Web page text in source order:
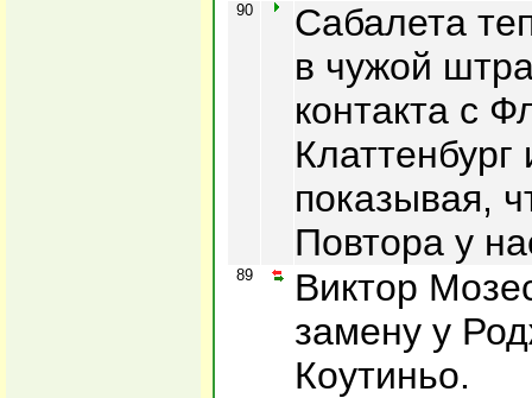
90
Сабалета
в чужой
контакта с
Клаттенбург
показывая,
Повтора у
89
Виктор
замену у
Коутиньо.